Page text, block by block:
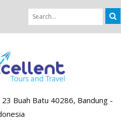
23 Buah Batu 40286, Bandung -